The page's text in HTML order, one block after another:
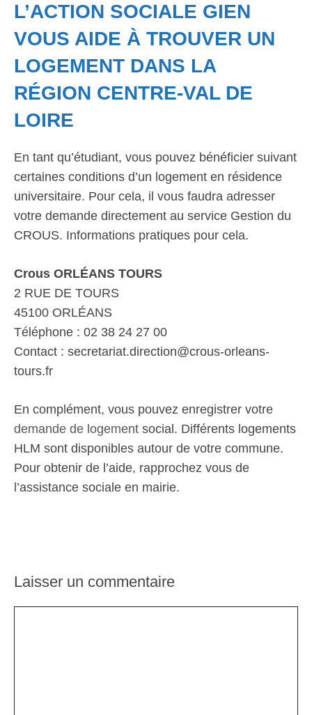
L’ACTION SOCIALE GIEN
VOUS AIDE À TROUVER UN
LOGEMENT DANS LA
RÉGION CENTRE-VAL DE
LOIRE
En tant qu’étudiant, vous pouvez bénéficier suivant
certaines conditions d’un logement en résidence
universitaire. Pour cela, il vous faudra adresser
votre demande directement au service Gestion du
CROUS. Informations pratiques pour cela.
Crous ORLÉANS TOURS
2 RUE DE TOURS
45100 ORLÉANS
Téléphone : 02 38 24 27 00
Contact : secretariat.direction@crous-orleans-
tours.fr
En complément, vous pouvez enregistrer votre
demande de logement social. Différents logements
HLM sont disponibles autour de votre commune.
Pour obtenir de l’aide, rapprochez vous de
l’assistance sociale en mairie.
Laisser un commentaire